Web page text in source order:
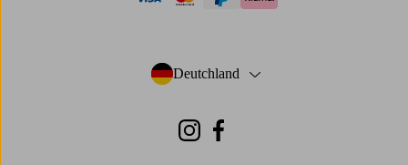
Deutchland
- Land auswählen